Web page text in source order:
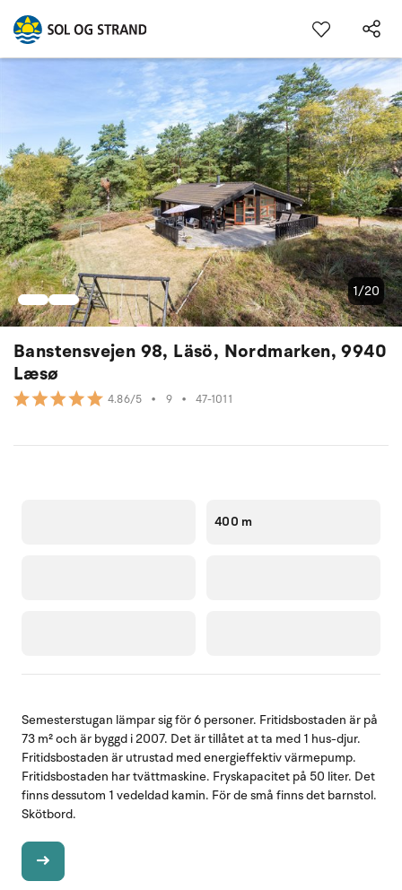
Banstensvejen 98, Läsö, Nordmarken, 9940
Læsø
4.86/5 • 9 • 47-1011
1/20
400 m
Semesterstugan lämpar sig för 6 personer. Fritidsbostaden är på
73 m² och är byggd i 2007. Det är tillåtet at ta med 1 hus-djur.
Fritidsbostaden är utrustad med energieffektiv värmepump.
Fritidsbostaden har tvättmaskine. Fryskapacitet på 50 liter. Det
finns dessutom 1 vedeldad kamin. För de små finns det barnstol.
Skötbord.